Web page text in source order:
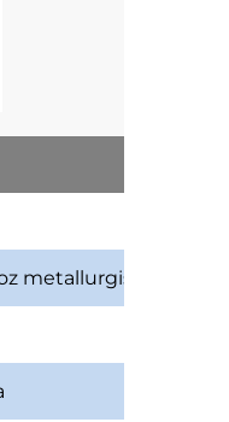
metallurgisi, çelik diş